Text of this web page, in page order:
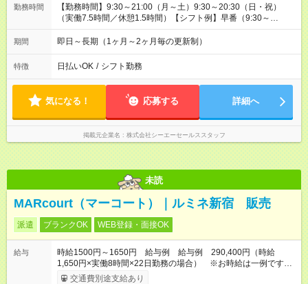
勤務時間
【勤務時間】9:30～21:00（月～土）9:30～20:30（日・祝）
（実働7.5時間／休憩1.5時間）【シフト例】早番（9:30～
18:30）中番（11:00～20:00）遅番（12:00～21:00）
期間 即日～長期（1ヶ月～2ヶ月毎の更新制）
特徴 日払いOK / シフト勤務
気になる！ 応募する 詳細へ
掲載元企業名 株式会社シーエーセールススタッフ
未読
MARcourt（マーコート）｜ルミネ新宿 販売
派遣 ブランクOK WEB登録・面接OK
給与
時給1500円～1650円 給与例 給与例 290,400円（時給
1,650円×実働8時間×22日勤務の場合） ※お時給は一例です。
ご経験により異なります
交通費別途支給あり